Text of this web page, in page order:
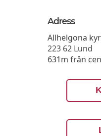
Adress
Allhelgona
223 62 Lund
631m från